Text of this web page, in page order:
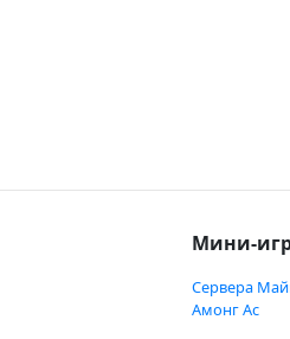
Мини-
Сервера
Амонг Ас